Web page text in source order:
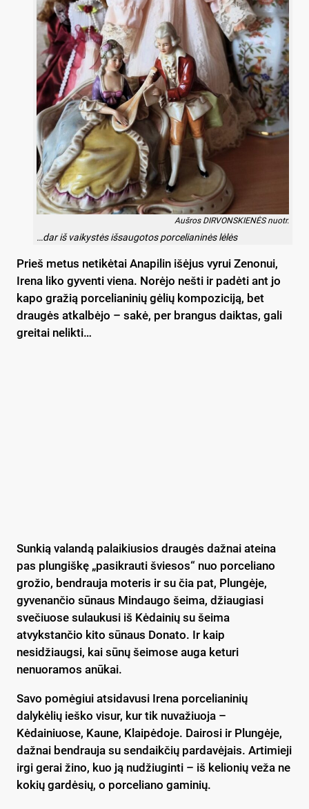
Aušros DIRVONSKIENĖS nuotr.
…dar iš vaikystės išsaugotos porcelianinės lėlės
Prieš metus netikėtai Anapilin išėjus vyrui Zenonui,
Irena liko gyventi viena. Norėjo nešti ir padėti ant jo
kapo gražią porcelianinių gėlių kompoziciją, bet
draugės atkalbėjo – sakė, per brangus daiktas, gali
greitai nelikti…
Sunkią valandą palaikiusios draugės dažnai ateina
pas plungiškę „pasikrauti šviesos“ nuo porceliano
grožio, bendrauja moteris ir su čia pat, Plungėje,
gyvenančio sūnaus Mindaugo šeima, džiaugiasi
svečiuose sulaukusi iš Kėdainių su šeima
atvykstančio kito sūnaus Donato. Ir kaip
nesidžiaugsi, kai sūnų šeimose auga keturi
nenuoramos anūkai.
Savo pomėgiui atsidavusi Irena porcelianinių
dalykėlių ieško visur, kur tik nuvažiuoja –
Kėdainiuose, Kaune, Klaipėdoje. Dairosi ir Plungėje,
dažnai bendrauja su sendaikčių pardavėjais. Artimieji
irgi gerai žino, kuo ją nudžiuginti – iš kelionių veža ne
kokių gardėsių, o porceliano gaminių.